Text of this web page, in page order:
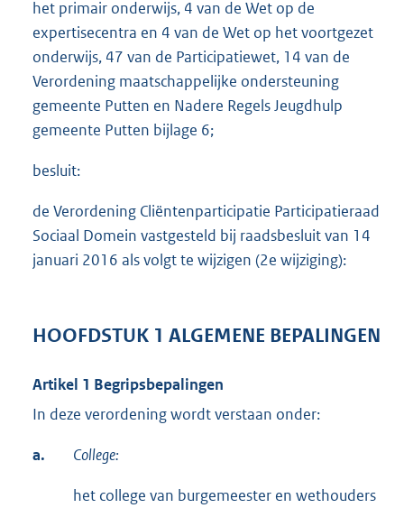
het primair onderwijs, 4 van de Wet op de
expertisecentra en 4 van de Wet op het voortgezet
onderwijs, 47 van de Participatiewet, 14 van de
Verordening maatschappelijke ondersteuning
gemeente Putten en Nadere Regels Jeugdhulp
gemeente Putten bijlage 6;
besluit:
de Verordening Cliëntenparticipatie Participatieraad
Sociaal Domein vastgesteld bij raadsbesluit van 14
januari 2016 als volgt te wijzigen (2e wijziging):
HOOFDSTUK 1 ALGEMENE BEPALINGEN
Artikel 1 Begripsbepalingen
In deze verordening wordt verstaan onder:
a. College:
het college van burgemeester en wethouders